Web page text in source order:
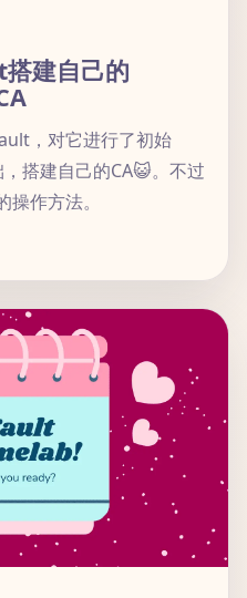
建自己的
，对它进行了初始
搭建自己的CA😺。不过
作方法。